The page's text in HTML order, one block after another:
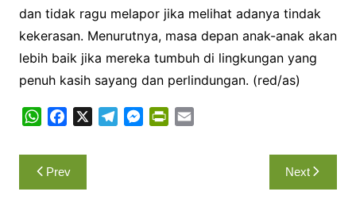
dan tidak ragu melapor jika melihat adanya tindak
kekerasan. Menurutnya, masa depan anak-anak akan
lebih baik jika mereka tumbuh di lingkungan yang
penuh kasih sayang dan perlindungan. (red/as)
W
a
t
s
c
e
b
M
Navigasi
pos
Prev Next